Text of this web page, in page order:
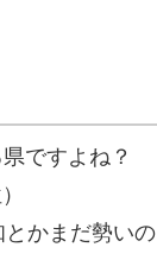
ですよね？
かまだ勢いの